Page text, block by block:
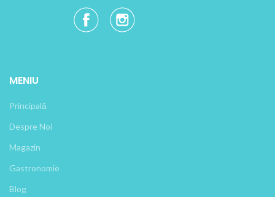
MENIU
Principală
Despre Noi
Magazin
Gastronomie
Blog